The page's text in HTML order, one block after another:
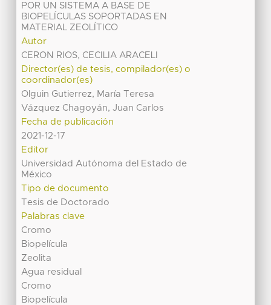
POR UN SISTEMA A BASE DE
BIOPELÍCULAS SOPORTADAS EN
MATERIAL ZEOLÍTICO
Autor
CERON RIOS, CECILIA ARACELI
Director(es) de tesis, compilador(es) o
coordinador(es)
Olguin Gutierrez, María Teresa
Vázquez Chagoyán, Juan Carlos
Fecha de publicación
2021-12-17
Editor
Universidad Autónoma del Estado de
México
Tipo de documento
Tesis de Doctorado
Palabras clave
Cromo
Biopelícula
Zeolita
Agua residual
Cromo
Biopelícula